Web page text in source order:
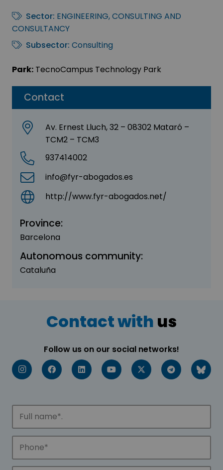
Contact
Av. Ernest Lluch, 32 – 08302 Mataró –
TCM2 – TCM3
937414002
info@fyr-abogados.es
http://www.fyr-abogados.net/
Province:
Barcelona
Autonomous community:
Cataluña
Sector: ENGINEERING, CONSULTING AND
CONSULTANCY
Subsector: Consulting
Park: TecnoCampus Technology Park
Contact with us
Follow us on our social networks!